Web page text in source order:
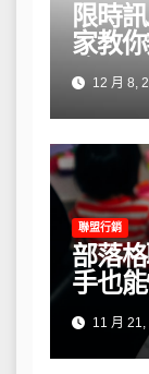
限時
家教
險12 月 8,
聯盟行銷
部落
手也
11 月